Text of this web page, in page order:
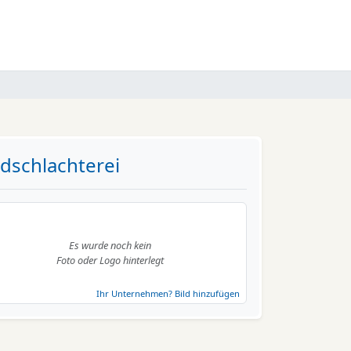
Es wurde noch kein
Foto oder Logo hinterlegt
Ihr Unternehmen? Bild hinzufügen